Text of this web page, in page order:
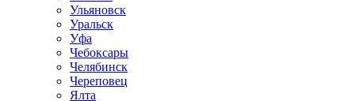
Ульяновск
Уральск
Уфа
Чебоксары
Челябинск
Череповец
Ялта